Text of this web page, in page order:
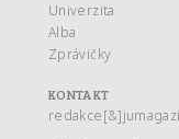
Univerzita
Alba
Zprávičky
KONTAKT